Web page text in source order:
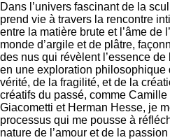
Dans l’univers fascinant de la
prend vie à travers la rencontre
entre la matière brute et l’âme de
monde d’argile et de plâtre,
des nus qui révèlent l’essence de
en une exploration philosophique
vérité, de la fragilité, et de la
créatifs du passé, comme
Giacometti et Herman Hesse, je
processus qui me pousse à
nature de l’amour et de la